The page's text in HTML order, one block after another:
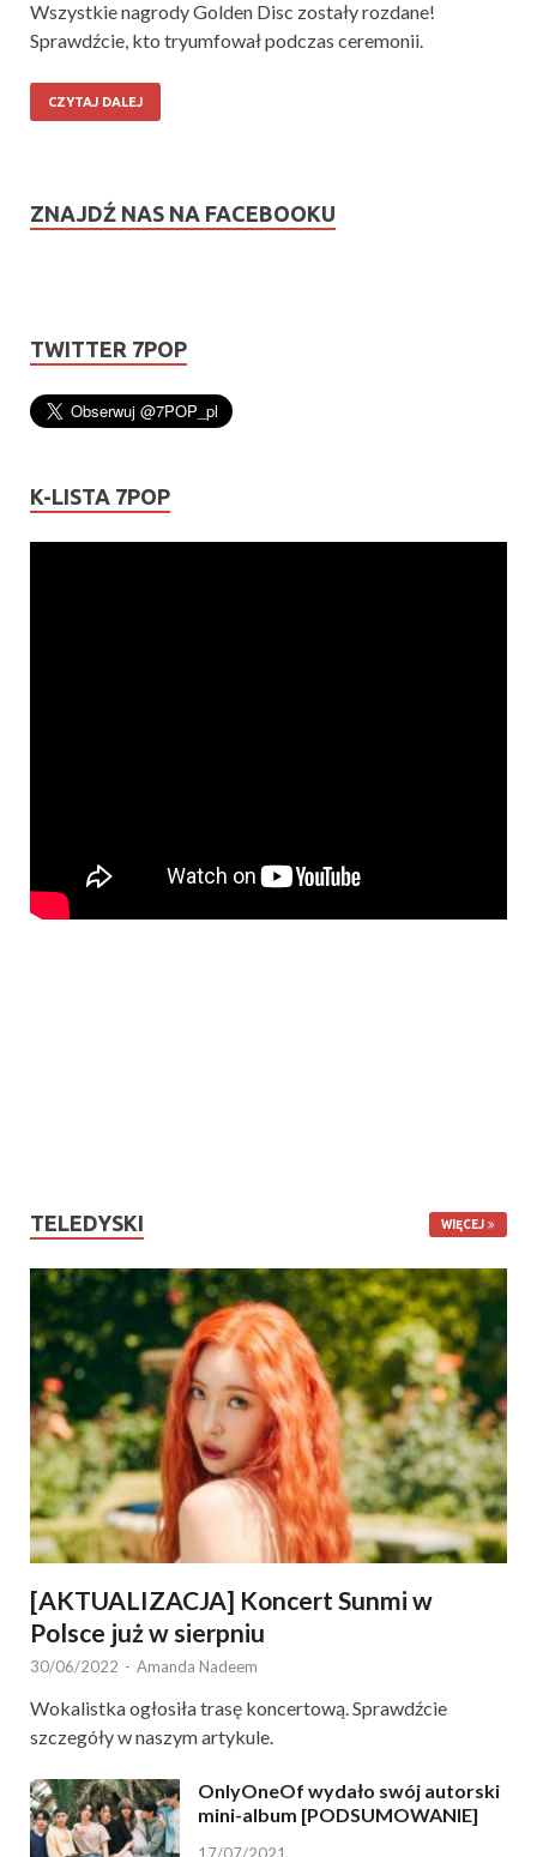
Wszystkie nagrody Golden Disc zostały rozdane!
Sprawdźcie, kto tryumfował podczas ceremonii.
CZYTAJ DALEJ
ZNAJDŹ NAS NA FACEBOOKU
TWITTER 7POP
K-LISTA 7POP
TELEDYSKI WIĘCEJ
[AKTUALIZACJA] Koncert Sunmi w
Polsce już w sierpniu
30/06/2022 - Amanda Nadeem
Wokalistka ogłosiła trasę koncertową. Sprawdźcie
szczegóły w naszym artykule.
OnlyOneOf wydało swój autorski
mini-album [PODSUMOWANIE]
17/07/2021